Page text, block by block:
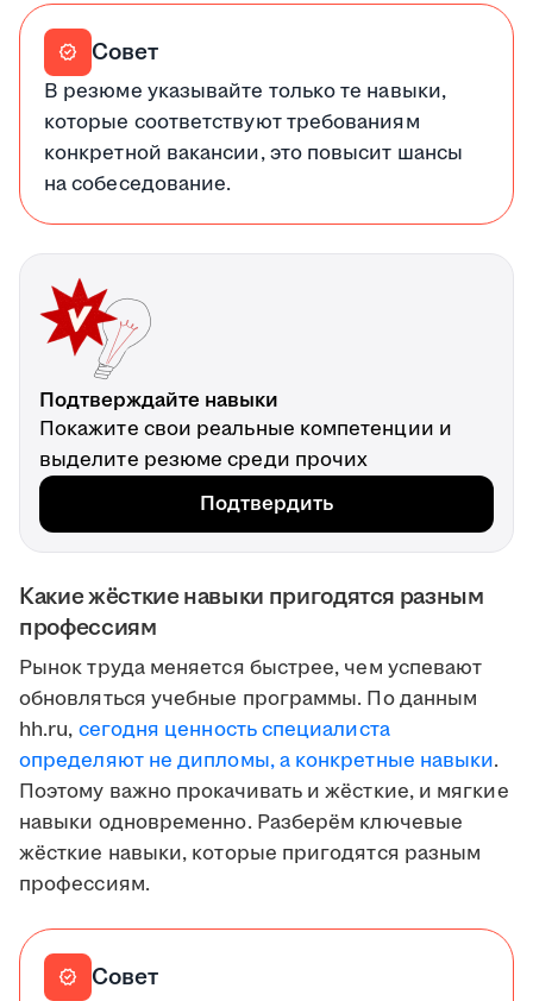
verified Совет
В резюме указывайте только те навыки,
которые соответствуют требованиям
конкретной вакансии, это повысит шансы
на собеседование.
Подтверждайте навыки
Покажите свои реальные компетенции и
выделите резюме среди прочих
Подтвердить
Какие жёсткие навыки пригодятся разным
профессиям
Рынок труда меняется быстрее, чем успевают
обновляться учебные программы. По данным
hh.ru, сегодня ценность специалиста
определяют не дипломы, а конкретные навыки.
Поэтому важно прокачивать и жёсткие, и мягкие
навыки одновременно. Разберём ключевые
жёсткие навыки, которые пригодятся разным
профессиям.
verified Совет